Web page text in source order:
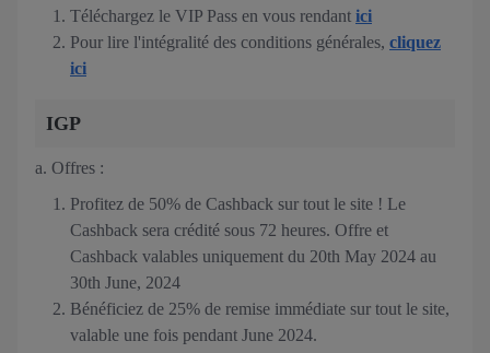
Téléchargez le VIP Pass en vous rendant ici
Pour lire l'intégralité des conditions générales, cliquez
ici
IGP
a. Offres :
Profitez de 50% de Cashback sur tout le site ! Le
Cashback sera crédité sous 72 heures. Offre et
Cashback valables uniquement du 20th May 2024 au
30th June, 2024
Bénéficiez de 25% de remise immédiate sur tout le site,
valable une fois pendant June 2024.